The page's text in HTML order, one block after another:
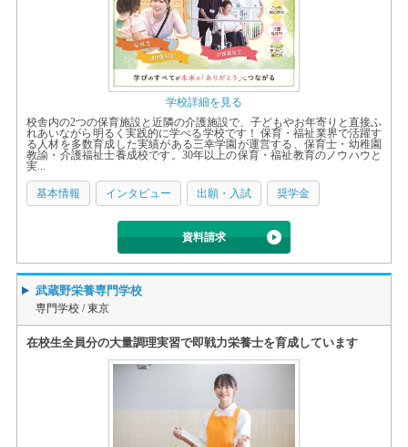
学校詳細を見る
校舎内の2つの保育施設と近隣の介護施設で、子どもやお年寄りと直接ふ
れあいながら明るく実践的に学べる学校です！ 保育・福祉業界で活躍す
る人材を多数育成した実績がある三幸学園が運営する、保育士・幼稚園
教諭・介護福祉士養成校です。30年以上の保育・福祉教育のノウハウと
実...
基本情報 インタビュー 出願・入試 奨学金
資料請求
武蔵野栄養専門学校
専門学校 /東京
在校生全員分の大量調理実習で即戦力栄養士を育成しています